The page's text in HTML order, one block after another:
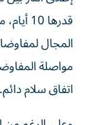
قدرها
المجال
مواصلة
اتفاق سلام دائم.